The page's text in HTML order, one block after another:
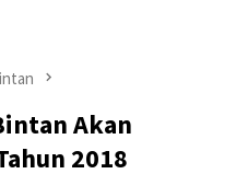
Akan
2018